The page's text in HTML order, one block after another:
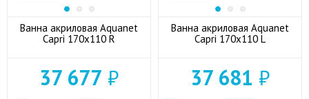
Ванна акриловая Aquanet
Capri 170x110 R
37 677 ₽
Ванна акриловая Aquanet
Capri 170x110 L
37 681 ₽